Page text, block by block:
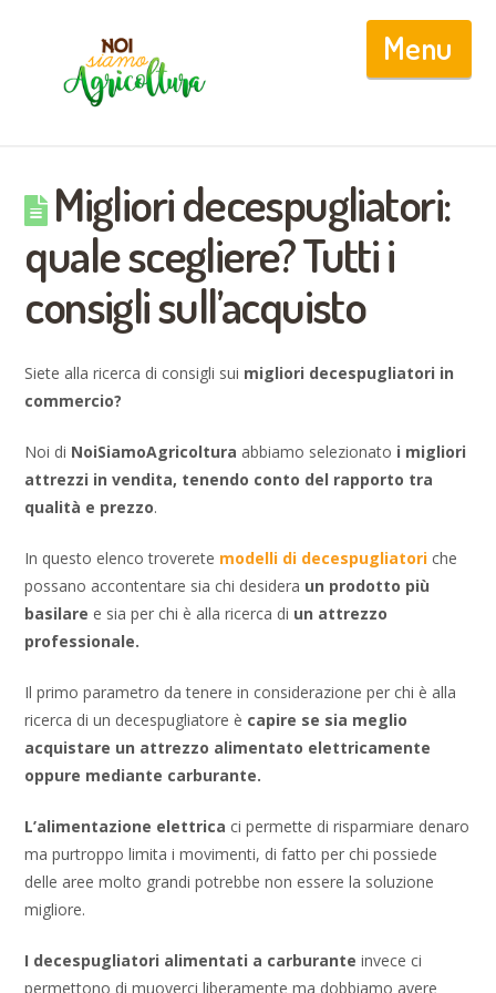
Migliori decespugliatori:
quale scegliere? Tutti i
consigli sull’acquisto
Siete alla ricerca di consigli sui migliori decespugliatori in
commercio?
Noi di NoiSiamoAgricoltura abbiamo selezionato i migliori
attrezzi in vendita, tenendo conto del rapporto tra
qualità e prezzo.
In questo elenco troverete modelli di decespugliatori che
possano accontentare sia chi desidera un prodotto più
basilare e sia per chi è alla ricerca di un attrezzo
professionale.
Il primo parametro da tenere in considerazione per chi è alla
ricerca di un decespugliatore è capire se sia meglio
acquistare un attrezzo alimentato elettricamente
oppure mediante carburante.
L’alimentazione elettrica ci permette di risparmiare denaro
ma purtroppo limita i movimenti, di fatto per chi possiede
delle aree molto grandi potrebbe non essere la soluzione
migliore.
I decespugliatori alimentati a carburante invece ci
permettono di muoverci liberamente ma dobbiamo avere